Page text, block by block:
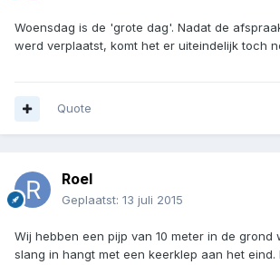
Woensdag is de 'grote dag'. Nadat de
werd verplaatst, komt het er uiteindelijk toch
Quote
Roel
Geplaatst: 13 juli 2015
Wij hebben een pijp van 10 meter in de grond
slang in hangt met een keerklep aan het eind.